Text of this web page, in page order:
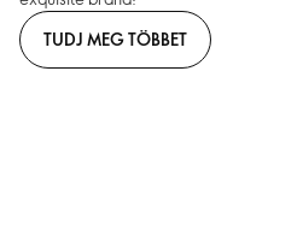
TUDJ MEG TÖBBET